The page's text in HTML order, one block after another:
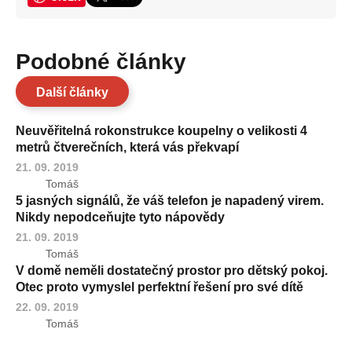
Podobné články
Další články
Neuvěřitelná rokonstrukce koupelny o velikosti 4
metrů čtverečních, která vás překvapí
21. 09. 2019
Tomáš
5 jasných signálů, že váš telefon je napadený virem.
Nikdy nepodceňujte tyto nápovědy
21. 09. 2019
Tomáš
V domě neměli dostatečný prostor pro dětský pokoj.
Otec proto vymyslel perfektní řešení pro své dítě
22. 09. 2019
Tomáš